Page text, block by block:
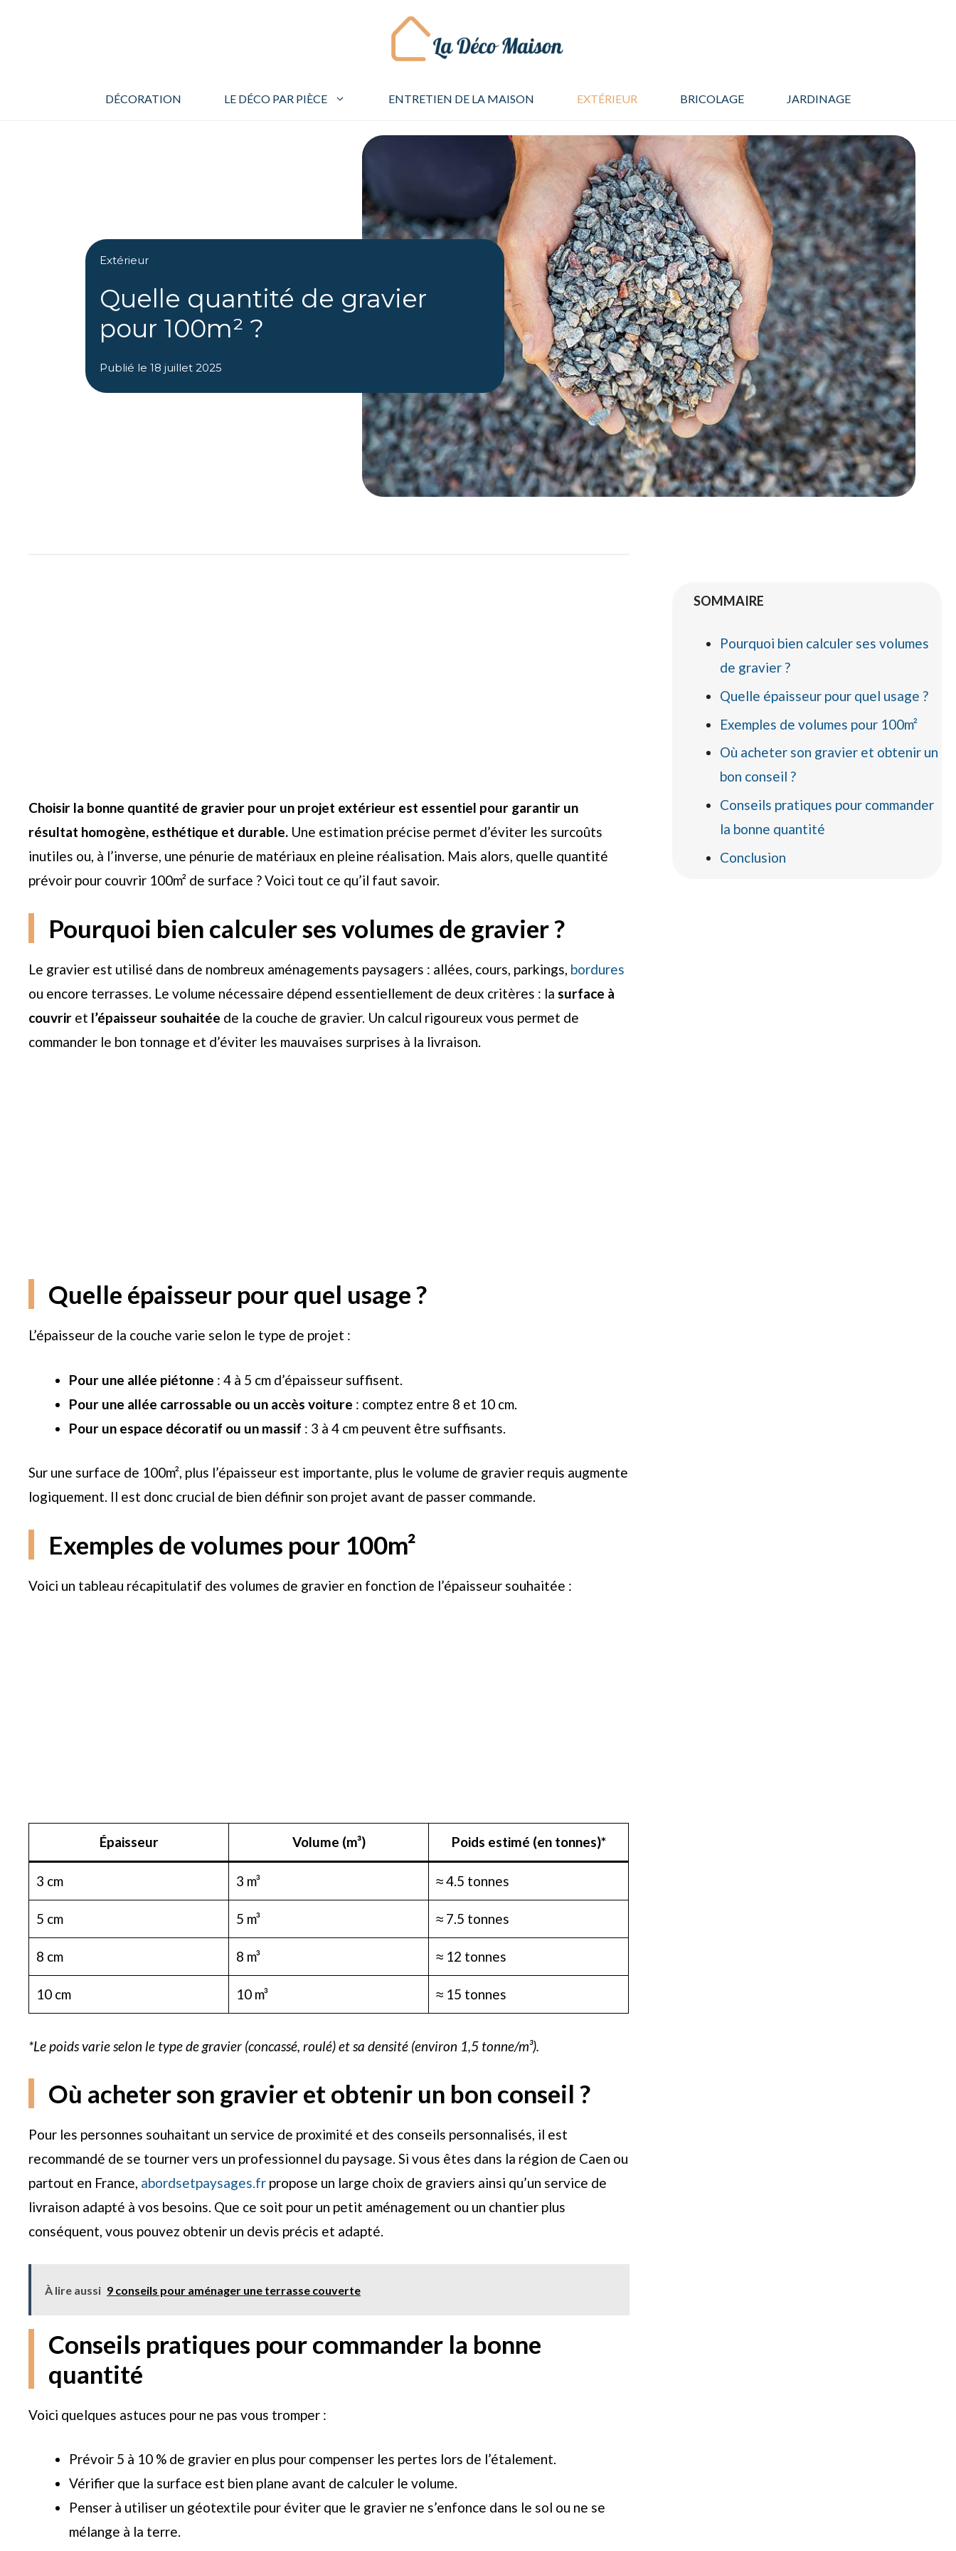
DÉCORATION LE DÉCO PAR PIÈCE ENTRETIEN DE LA MAISON EXTÉRIEUR BRICOLAGE JARDINAGE
Extérieur
Quelle quantité de gravier
pour 100m² ?
Publié le 18 juillet 2025
Choisir la bonne quantité de gravier pour un projet extérieur est essentiel pour garantir un
résultat homogène, esthétique et durable. Une estimation précise permet d’éviter les surcoûts
inutiles ou, à l’inverse, une pénurie de matériaux en pleine réalisation. Mais alors, quelle quantité
prévoir pour couvrir 100m² de surface ? Voici tout ce qu’il faut savoir.
Pourquoi bien calculer ses volumes de gravier ?
Le gravier est utilisé dans de nombreux aménagements paysagers : allées, cours, parkings, bordures
ou encore terrasses. Le volume nécessaire dépend essentiellement de deux critères : la surface à
couvrir et l’épaisseur souhaitée de la couche de gravier. Un calcul rigoureux vous permet de
commander le bon tonnage et d’éviter les mauvaises surprises à la livraison.
Quelle épaisseur pour quel usage ?
L’épaisseur de la couche varie selon le type de projet :
Pour une allée piétonne : 4 à 5 cm d’épaisseur suffisent.
Pour une allée carrossable ou un accès voiture : comptez entre 8 et 10 cm.
Pour un espace décoratif ou un massif : 3 à 4 cm peuvent être suffisants.
Sur une surface de 100m², plus l’épaisseur est importante, plus le volume de gravier requis augmente
logiquement. Il est donc crucial de bien définir son projet avant de passer commande.
Exemples de volumes pour 100m²
Voici un tableau récapitulatif des volumes de gravier en fonction de l’épaisseur souhaitée :
Épaisseur Volume (m³) Poids estimé (en tonnes)*
3 cm 3 m³ ≈ 4.5 tonnes
5 cm 5 m³ ≈ 7.5 tonnes
8 cm 8 m³ ≈ 12 tonnes
10 cm 10 m³ ≈ 15 tonnes
*Le poids varie selon le type de gravier (concassé, roulé) et sa densité (environ 1,5 tonne/m³).
Où acheter son gravier et obtenir un bon conseil ?
Pour les personnes souhaitant un service de proximité et des conseils personnalisés, il est
recommandé de se tourner vers un professionnel du paysage. Si vous êtes dans la région de Caen ou
partout en France, abordsetpaysages.fr propose un large choix de graviers ainsi qu’un service de
livraison adapté à vos besoins. Que ce soit pour un petit aménagement ou un chantier plus
conséquent, vous pouvez obtenir un devis précis et adapté.
À lire aussi 9 conseils pour aménager une terrasse couverte
Conseils pratiques pour commander la bonne
quantité
Voici quelques astuces pour ne pas vous tromper :
Prévoir 5 à 10 % de gravier en plus pour compenser les pertes lors de l’étalement.
Vérifier que la surface est bien plane avant de calculer le volume.
Penser à utiliser un géotextile pour éviter que le gravier ne s’enfonce dans le sol ou ne se
mélange à la terre.
SOMMAIRE
Pourquoi bien calculer ses volumes
de gravier ?
Quelle épaisseur pour quel usage ?
Exemples de volumes pour 100m²
Où acheter son gravier et obtenir un
bon conseil ?
Conseils pratiques pour commander
la bonne quantité
Conclusion